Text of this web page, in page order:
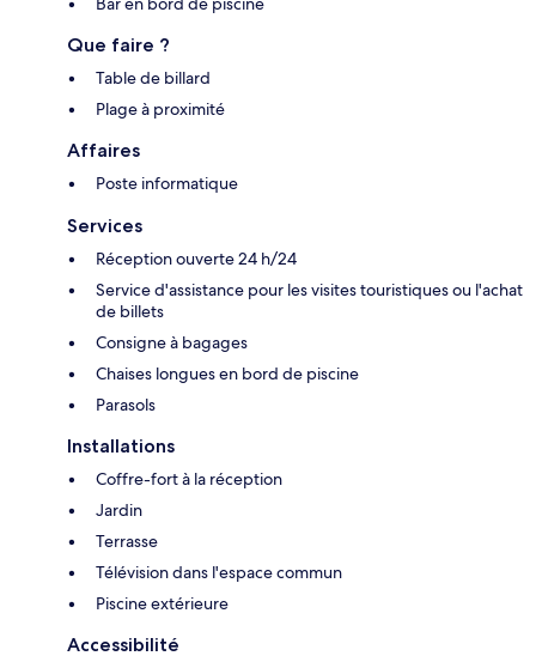
Que faire ?
Table de billard
Plage à proximité
Affaires
Poste informatique
Services
Réception ouverte 24 h/24
Service d'assistance pour les visites touristiques ou l'achat
de billets
Consigne à bagages
Chaises longues en bord de piscine
Parasols
Installations
Coffre-fort à la réception
Jardin
Terrasse
Télévision dans l'espace commun
Piscine extérieure
Accessibilité